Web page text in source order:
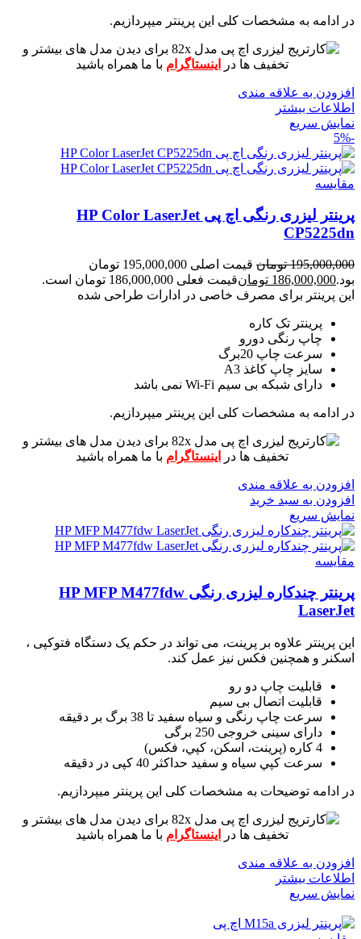
در ادامه به مشخصات کلی این پرینتر میپردازیم.
برای دیدن مدل های بیشتر و
تخفیف ها در
اینستاگرام با ما همراه باشید
افزودن به علاقه مندی
اطلاعات بیشتر
نمایش سریع
-5%
مقايسه
پرینتر لیزری رنگی اچ پی HP Color LaserJet
CP5225dn
195,000,000 تومان
قیمت اصلی 195,000,000 تومان
بود.186,000,000 تومانقیمت فعلی 186,000,000 تومان است.
این پرینتر برای مصرف خاصی در ادارات طراحی شده
پرینتر تک کاره
چاپ رنگی دورو
سرعت چاپ 20برگ
سایز چاپ کاغذ A3
دارای شبکه بی سیم Wi-Fi نمی باشد
در ادامه به مشخصات کلی این پرینتر میپردازیم.
برای دیدن مدل های بیشتر و
تخفیف ها در
اینستاگرام با ما همراه باشید
افزودن به علاقه مندی
افزودن به سبد خرید
نمایش سریع
مقايسه
پرینتر چندکاره لیزری رنگی HP MFP M477fdw
LaserJet
این پرینتر علاوه بر پرینت، می تواند در حکم یک دستگاه فتوکپی ،
اسکنر و همچنین فکس نیز عمل کند.
قابلیت چاپ دو رو
قابلیت اتصال بی سیم
سرعت چاپ رنگی و سیاه سفید تا 38 برگ بر دقیقه
دارای سینی خروجی 250 برگی
4 کاره (پرينت، اسکن، کپي، فکس)
سرعت کپي سياه و سفيد حداکثر 40 کپی در دقیقه
در ادامه توضیحات به مشخصات کلی این پرینتر میپردازیم.
برای دیدن مدل های بیشتر و
تخفیف ها در
اینستاگرام با ما همراه باشید
افزودن به علاقه مندی
اطلاعات بیشتر
نمایش سریع